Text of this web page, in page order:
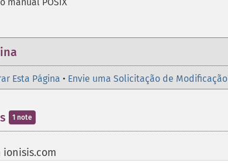
Esta Página • Envie uma Solicitação de Modificação
1 note